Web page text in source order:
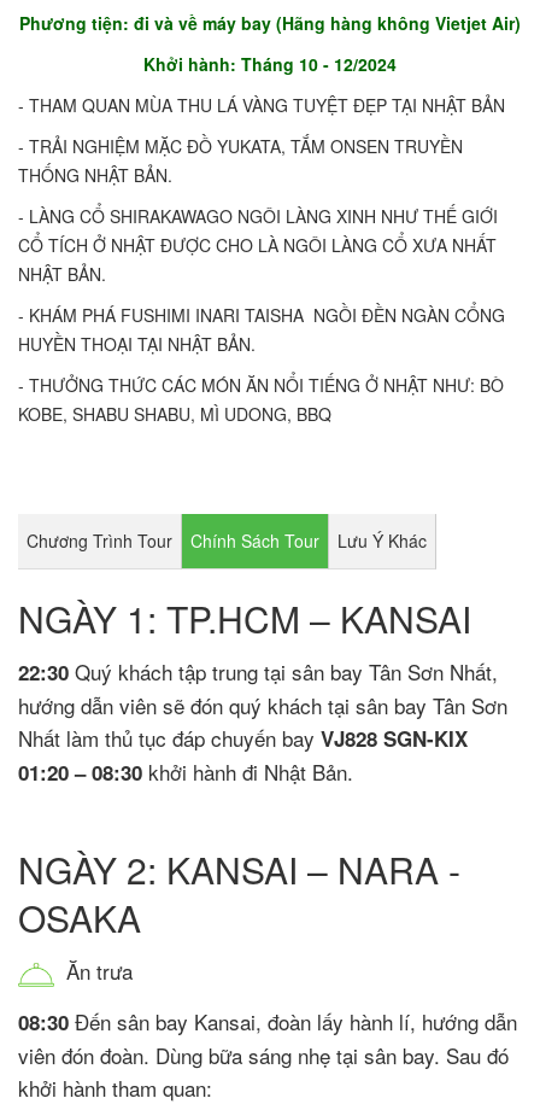
Phương tiện: đi và về máy bay (Hãng hàng không Vietjet Air)
Khởi hành: Tháng 10 - 12/2024
- THAM QUAN MÙA THU LÁ VÀNG TUYỆT ĐẸP TẠI NHẬT BẢN
- TRẢI NGHIỆM MẶC ĐỒ YUKATA, TẮM ONSEN TRUYỀN
THỐNG NHẬT BẢN.
- LÀNG CỔ SHIRAKAWAGO NGÔI LÀNG XINH NHƯ THẾ GIỚI
CỔ TÍCH Ở NHẬT ĐƯỢC CHO LÀ NGÔI LÀNG CỔ XƯA NHẤT
NHẬT BẢN.
- KHÁM PHÁ FUSHIMI INARI TAISHA NGỒI ĐỀN NGÀN CỔNG
HUYỀN THOẠI TẠI NHẬT BẢN.
- THƯỞNG THỨC CÁC MÓN ĂN NỔI TIẾNG Ở NHẬT NHƯ: BÒ
KOBE, SHABU SHABU, MÌ UDONG, BBQ
Chương Trình Tour Chính Sách Tour Lưu Ý Khác
NGÀY 1: TP.HCM – KANSAI
22:30 Quý khách tập trung tại sân bay Tân Sơn Nhất,
hướng dẫn viên sẽ đón quý khách tại sân bay Tân Sơn
Nhất làm thủ tục đáp chuyến bay VJ828 SGN-KIX
01:20 – 08:30 khởi hành đi Nhật Bản.
NGÀY 2: KANSAI – NARA -
OSAKA
Ăn trưa
08:30 Đến sân bay Kansai, đoàn lấy hành lí, hướng dẫn
viên đón đoàn. Dùng bữa sáng nhẹ tại sân bay. Sau đó
khởi hành tham quan: